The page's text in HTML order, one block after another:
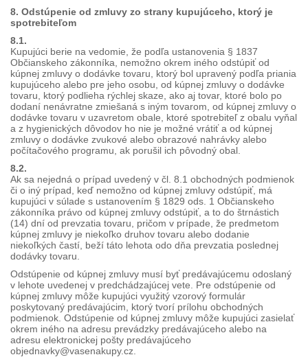
8. Odstúpenie od zmluvy zo strany kupujúceho, ktorý je
spotrebiteľom
8.1.
Kupujúci berie na vedomie, že podľa ustanovenia § 1837
Občianskeho zákonníka, nemožno okrem iného odstúpiť od
kúpnej zmluvy o dodávke tovaru, ktorý bol upravený podľa priania
kupujúceho alebo pre jeho osobu, od kúpnej zmluvy o dodávke
tovaru, ktorý podlieha rýchlej skaze, ako aj tovar, ktoré bolo po
dodaní nenávratne zmiešaná s iným tovarom, od kúpnej zmluvy o
dodávke tovaru v uzavretom obale, ktoré spotrebiteľ z obalu vyňal
a z hygienických dôvodov ho nie je možné vrátiť a od kúpnej
zmluvy o dodávke zvukové alebo obrazové nahrávky alebo
počítačového programu, ak porušil ich pôvodný obal.
8.2.
Ak sa nejedná o prípad uvedený v čl. 8.1 obchodných podmienok
či o iný prípad, keď nemožno od kúpnej zmluvy odstúpiť, má
kupujúci v súlade s ustanovením § 1829 ods. 1 Občianskeho
zákonníka právo od kúpnej zmluvy odstúpiť, a to do štrnástich
(14) dní od prevzatia tovaru, pričom v prípade, že predmetom
kúpnej zmluvy je niekoľko druhov tovaru alebo dodanie
niekoľkých častí, beží táto lehota odo dňa prevzatia poslednej
dodávky tovaru.
Odstúpenie od kúpnej zmluvy musí byť predávajúcemu odoslaný
v lehote uvedenej v predchádzajúcej vete. Pre odstúpenie od
kúpnej zmluvy môže kupujúci využitý vzorový formulár
poskytovaný predávajúcim, ktorý tvorí prílohu obchodných
podmienok. Odstúpenie od kúpnej zmluvy môže kupujúci zasielať
okrem iného na adresu prevádzky predávajúceho alebo na
adresu elektronickej pošty predávajúceho
objednavky@vasenakupy.cz.